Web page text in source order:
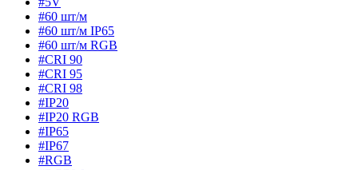
#60 шт/м
#60 шт/м IP65
#60 шт/м RGB
#CRI 90
#CRI 95
#CRI 98
#IP20
#IP20 RGB
#IP65
#IP67
#RGB